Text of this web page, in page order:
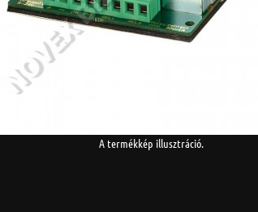
A termékkép illusztráció.